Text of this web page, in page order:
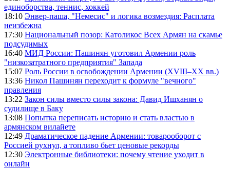
единоборства, теннис, хоккей
18:10 Энвер-паша, "Немесис" и логика возмездия: Расплата
неизбежна
17:30 Национальный позор: Католикос Всех Армян на скамье
подсудимых
16:40 МИД России: Пашинян уготовил Армении роль
"низкозатратного предприятия" Запада
15:07 Роль России в освобождении Армении (XVIII–XX вв.)
13:36 Никол Пашинян переходит к формуле "вечного"
правления
13:22 Закон силы вместо силы закона: Давид Ишханян о
судилище в Баку
13:08 Попытка переписать историю и стать властью в
армянском вилайете
12:49 Драматическое падение Армении: товарооборот с
Россией рухнул, а топливо бьет ценовые рекорды
12:30 Электронные библиотеки: почему чтение уходит в
онлайн